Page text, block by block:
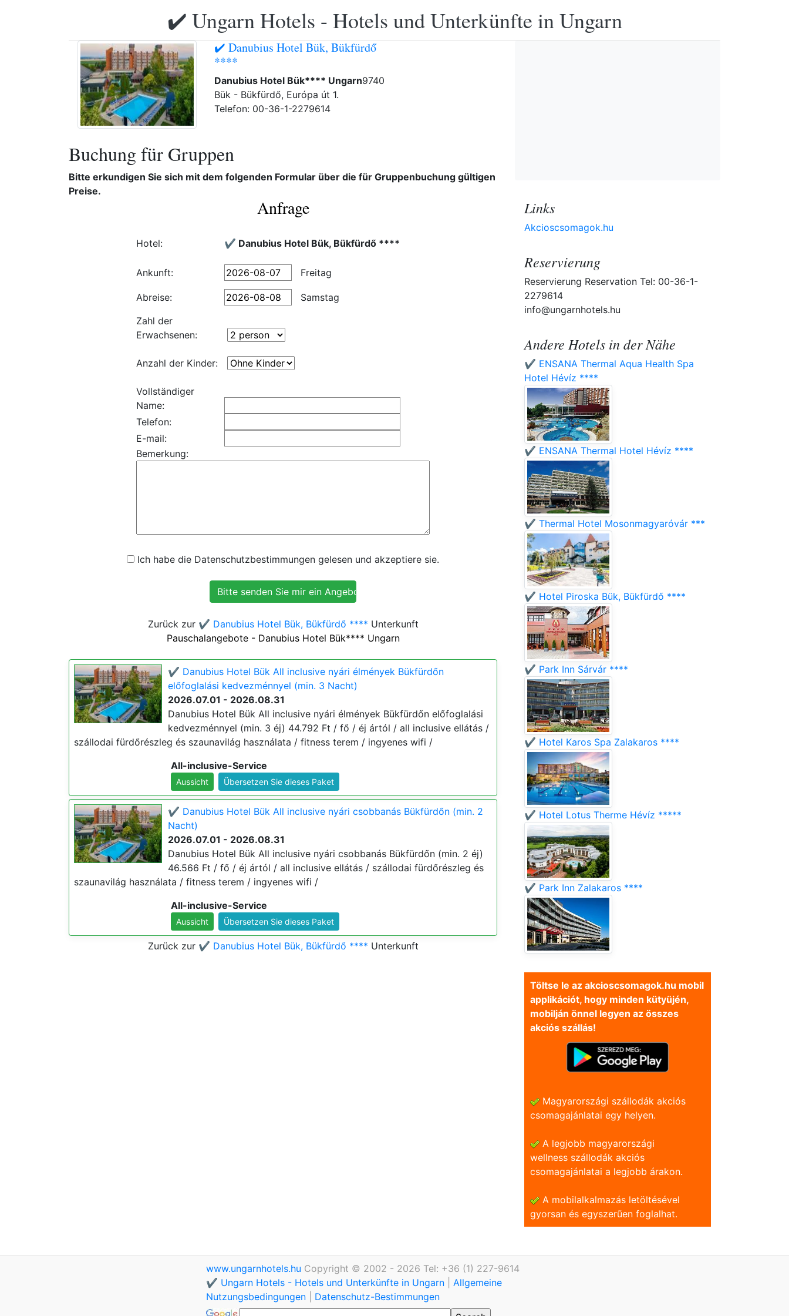
✔️ Ungarn Hotels - Hotels und Unterkünfte in Ungarn
✔️ Danubius Hotel Bük, Bükfürdő
****
Danubius Hotel Bük**** Ungarn9740
Bük - Bükfürdő, Európa út 1.
Telefon: 00-36-1-2279614
Buchung für Gruppen
Bitte erkundigen Sie sich mit dem folgenden Formular über die für Gruppenbuchung gültigen
Preise.
Anfrage
Hotel: ✔️ Danubius Hotel Bük, Bükfürdő ****
Ankunft: Freitag
Abreise:
Samstag
Zahl der
Erwachsenen:
Anzahl der Kinder:
Vollständiger
Name:
Telefon:
E-mail:
Bemerkung:
Ich habe die Datenschutzbestimmungen gelesen und akzeptiere sie.
Zurück zur ✔️ Danubius Hotel Bük, Bükfürdő **** Unterkunft
Pauschalangebote - Danubius Hotel Bük**** Ungarn
✔️ Danubius Hotel Bük All inclusive nyári élmények Bükfürdőn
előfoglalási kedvezménnyel (min. 3 Nacht)
2026.07.01 - 2026.08.31
Danubius Hotel Bük All inclusive nyári élmények Bükfürdőn előfoglalási
kedvezménnyel (min. 3 éj) 44.792 Ft / fő / éj ártól / all inclusive ellátás /
szállodai fürdőrészleg és szaunavilág használata / fitness terem / ingyenes wifi /
All-inclusive-Service
Aussicht Übersetzen Sie dieses Paket
✔️ Danubius Hotel Bük All inclusive nyári csobbanás Bükfürdőn (min. 2
Nacht)
2026.07.01 - 2026.08.31
Danubius Hotel Bük All inclusive nyári csobbanás Bükfürdőn (min. 2 éj)
46.566 Ft / fő / éj ártól / all inclusive ellátás / szállodai fürdőrészleg és
szaunavilág használata / fitness terem / ingyenes wifi /
All-inclusive-Service
Aussicht Übersetzen Sie dieses Paket
Zurück zur ✔️ Danubius Hotel Bük, Bükfürdő **** Unterkunft
Links
Akcioscsomagok.hu
Reservierung
Reservierung Reservation Tel: 00-36-1-
2279614
info@ungarnhotels.hu
Andere Hotels in der Nähe
✔️ ENSANA Thermal Aqua Health Spa
Hotel Hévíz ****
✔️ ENSANA Thermal Hotel Hévíz ****
✔️ Thermal Hotel Mosonmagyaróvár ***
✔️ Hotel Piroska Bük, Bükfürdő ****
✔️ Park Inn Sárvár ****
✔️ Hotel Karos Spa Zalakaros ****
✔️ Hotel Lotus Therme Hévíz *****
✔️ Park Inn Zalakaros ****
Töltse le az akcioscsomagok.hu mobil
applikációt, hogy minden kütyüjén,
mobilján önnel legyen az összes
akciós szállás!
Magyarországi szállodák akciós
csomagajánlatai egy helyen.
A legjobb magyarországi
wellness szállodák akciós
csomagajánlatai a legjobb árakon.
A mobilalkalmazás letöltésével
gyorsan és egyszerũen foglalhat.
www.ungarnhotels.hu Copyright © 2002 - 2026 Tel: +36 (1) 227-9614
✔️ Ungarn Hotels - Hotels und Unterkünfte in Ungarn
Allgemeine
Nutzungsbedingungen
Datenschutz-Bestimmungen